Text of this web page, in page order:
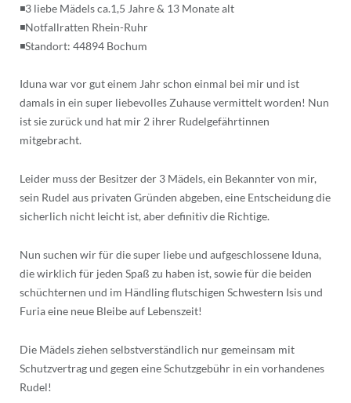
◾3 liebe Mädels ca.1,5 Jahre & 13 Monate alt
◾Notfallratten Rhein-Ruhr
◾Standort: 44894 Bochum
Iduna war vor gut einem Jahr schon einmal bei mir und ist
damals in ein super liebevolles Zuhause vermittelt worden! Nun
ist sie zurück und hat mir 2 ihrer Rudelgefährtinnen
mitgebracht.
Leider muss der Besitzer der 3 Mädels, ein Bekannter von mir,
sein Rudel aus privaten Gründen abgeben, eine Entscheidung die
sicherlich nicht leicht ist, aber definitiv die Richtige.
Nun suchen wir für die super liebe und aufgeschlossene Iduna,
die wirklich für jeden Spaß zu haben ist, sowie für die beiden
schüchternen und im Händling flutschigen Schwestern Isis und
Furia eine neue Bleibe auf Lebenszeit!
Die Mädels ziehen selbstverständlich nur gemeinsam mit
Schutzvertrag und gegen eine Schutzgebühr in ein vorhandenes
Rudel!